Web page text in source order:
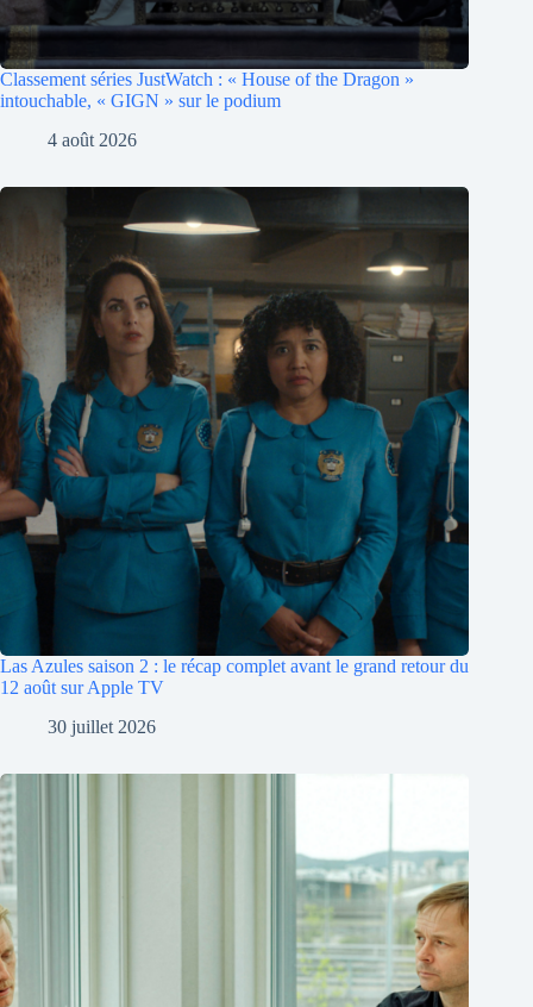
Classement séries JustWatch : « House of the Dragon »
intouchable, « GIGN » sur le podium
4 août 2026
Las Azules saison 2 : le récap complet avant le grand retour du
12 août sur Apple TV
30 juillet 2026